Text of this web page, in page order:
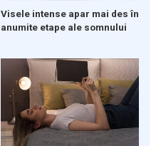
Visele intense apar mai des în
anumite etape ale somnului